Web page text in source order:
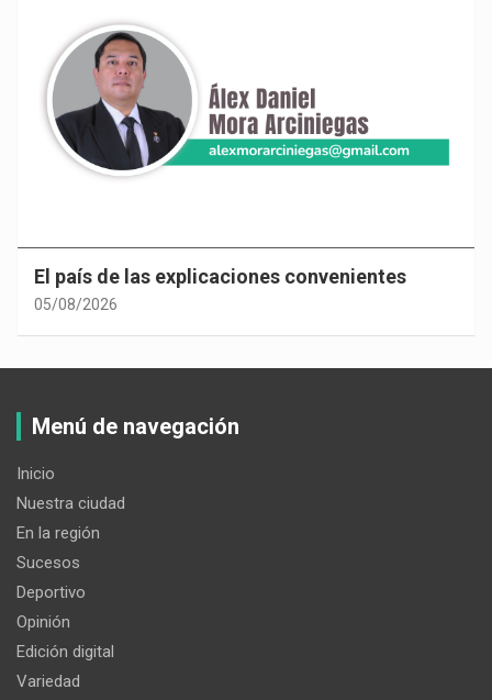
El país de las explicaciones convenientes
05/08/2026
Menú de navegación
Inicio
Nuestra ciudad
En la región
Sucesos
Deportivo
Opinión
Edición digital
Variedad